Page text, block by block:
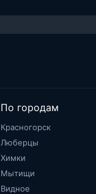
По городам
Красногорск
Люберцы
Химки
Мытищи
Видное